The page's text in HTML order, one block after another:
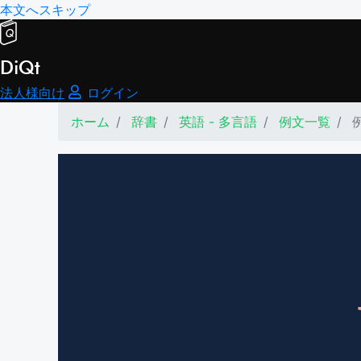
本文へスキップ
DiQt
法人様向け
ログイン
ホーム
辞書 英語 - 多言語 例文一覧